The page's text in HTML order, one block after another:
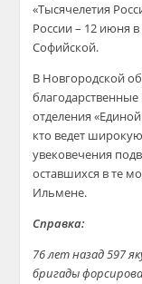
«Тысячелетия
России – 12 июня
Софийской.
В Новгородской
отделения
кто ведет
увековечения
оставшихся в те
Ильмене.
Справка:
76 лет назад 597
бригады